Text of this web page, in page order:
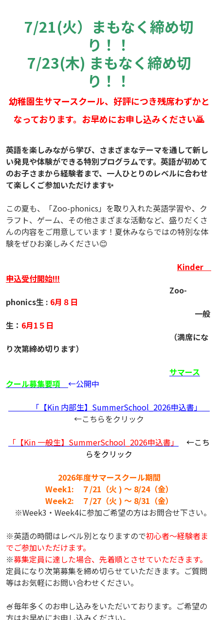
7/21(火）まもなく締め切
り！！
7/23(木) まもなく締め切
り！！
幼稚園生サマースクール、好評につき残席わずかと
なっております。お早めにお申し込みください🙇
英語を楽しみながら学び、さまざまなテーマを通して新し
い発見や体験ができる特別プログラムです。英語が初めて
のお子さまから経験者まで、一人ひとりのレベルに合わせ
て楽しくご参加いただけます✨
この夏も、「Zoo-phonics」を取り入れた英語学習や、ク
ラフト、ゲーム、その他さまざまな活動など、盛りだくさ
んの内容をご用意しています！夏休みならではの特別な体
験をぜひお楽しみください😊
Kinder
申込受付開始!!!
Zoo-
phonics生 : 6月８日
一般
生： 6月1５日
（満席にな
り次第締め切ります）
サマース
クール募集要項 ←公開中
「【Kin 内部生】SummerSchool_2026申込書」
←こちらをクリック
「【Kin 一般生】SummerSchool_2026申込書」
←こち
らをクリック
2026年度サマースクール期間
Week1: ７/21（火 ) ～ 8/24（金）
Week2: ７/27（火 ) ～ 8/31（金）
※Week3・Week4に参加ご希望の方はお問合せ下さい。
※英語の時間はレベル別となりますので初心者～経験者ま
でご参加いただけます。
※募集定員に達した場合、先着順とさせていただきます。
定員になり次第募集を締め切らせていただきます。ご質問
等はお気軽にお問い合わせください。
🍧毎年多くのお申し込みをいただいております。ご希望の
方はお早めにお申し込みください。